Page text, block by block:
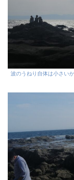
波のうねり自体は小さい